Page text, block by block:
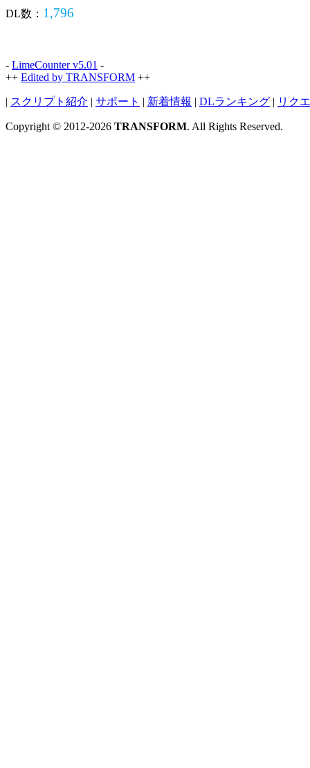
DL数： 1,796
- LimeCounter v5.01 -
++ Edited by TRANSFORM ++
| スクリプト紹介 | サポート | 新着情報 | DLランキング | リク
Copyright © 2012-2026 TRANSFORM. All Rights Reserved.